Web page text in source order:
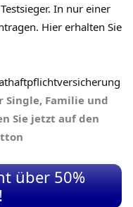
In nur einer
Hier erhalten Sie
Familie und
Sie jetzt auf den
über 50%